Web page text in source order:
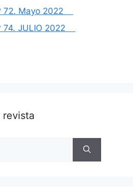
72. Mayo 2022
74. JULIO 2022